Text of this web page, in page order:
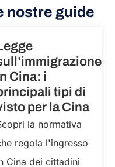
nostre guide
Cina: i
tipi di
per la Cina
la normativa
regola l'ingresso
Cina dei cittadini